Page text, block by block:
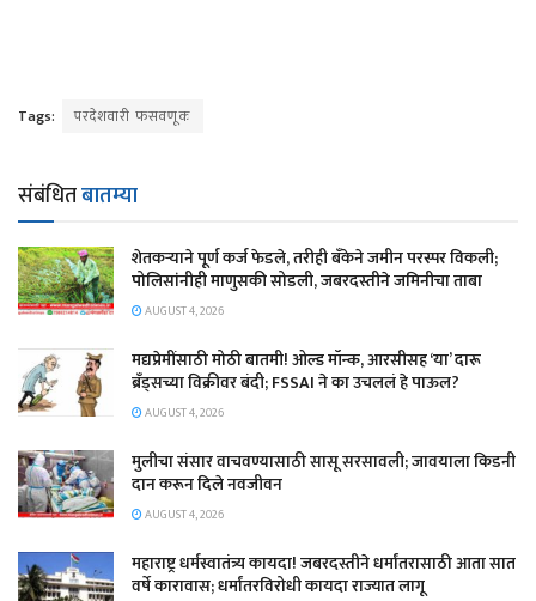
Tags: परदेशवारी फसवणूक
संबंधितबातम्या
शेतकऱ्याने पूर्ण कर्ज फेडले, तरीही बँकेने जमीन परस्पर विकली;
पोलिसांनीही माणुसकी सोडली, जबरदस्तीने जमिनीचा ताबा
AUGUST 4, 2026
मद्यप्रेमींसाठी मोठी बातमी! ओल्ड मॉन्क, आरसीसह ‘या’ दारू
ब्रँड्सच्या विक्रीवर बंदी; FSSAI ने का उचललं हे पाऊल?
AUGUST 4, 2026
मुलीचा संसार वाचवण्यासाठी सासू सरसावली; जावयाला किडनी
दान करून दिले नवजीवन
AUGUST 4, 2026
महाराष्ट्र धर्मस्वातंत्र्य कायदा! जबरदस्तीने धर्मांतरासाठी आता सात
वर्षे कारावास; धर्मांतरविरोधी कायदा राज्यात लागू